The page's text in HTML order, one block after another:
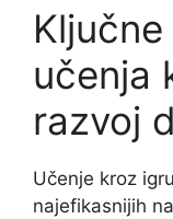
učenja
razvoj
Učenje kroz
najefikasnijih